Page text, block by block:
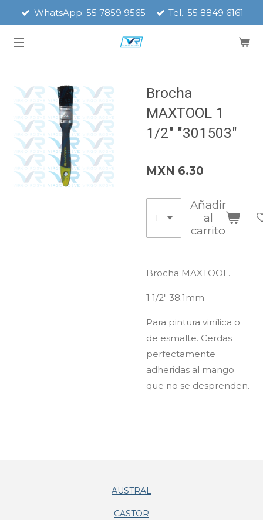
contenido
WhatsApp: 55 7859 9565 Tel.: 55 8849 6161
Brocha
MAXTOOL 1
1/2" "301503"
MXN 6.30
Añadir
al
carrito
Brocha MAXTOOL.
1 1/2" 38.1mm
Para pintura vinílica o
de esmalte. Cerdas
perfectamente
adheridas al mango
que no se desprenden.
AUSTRAL
CASTOR